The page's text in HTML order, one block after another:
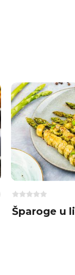
Šparoge u